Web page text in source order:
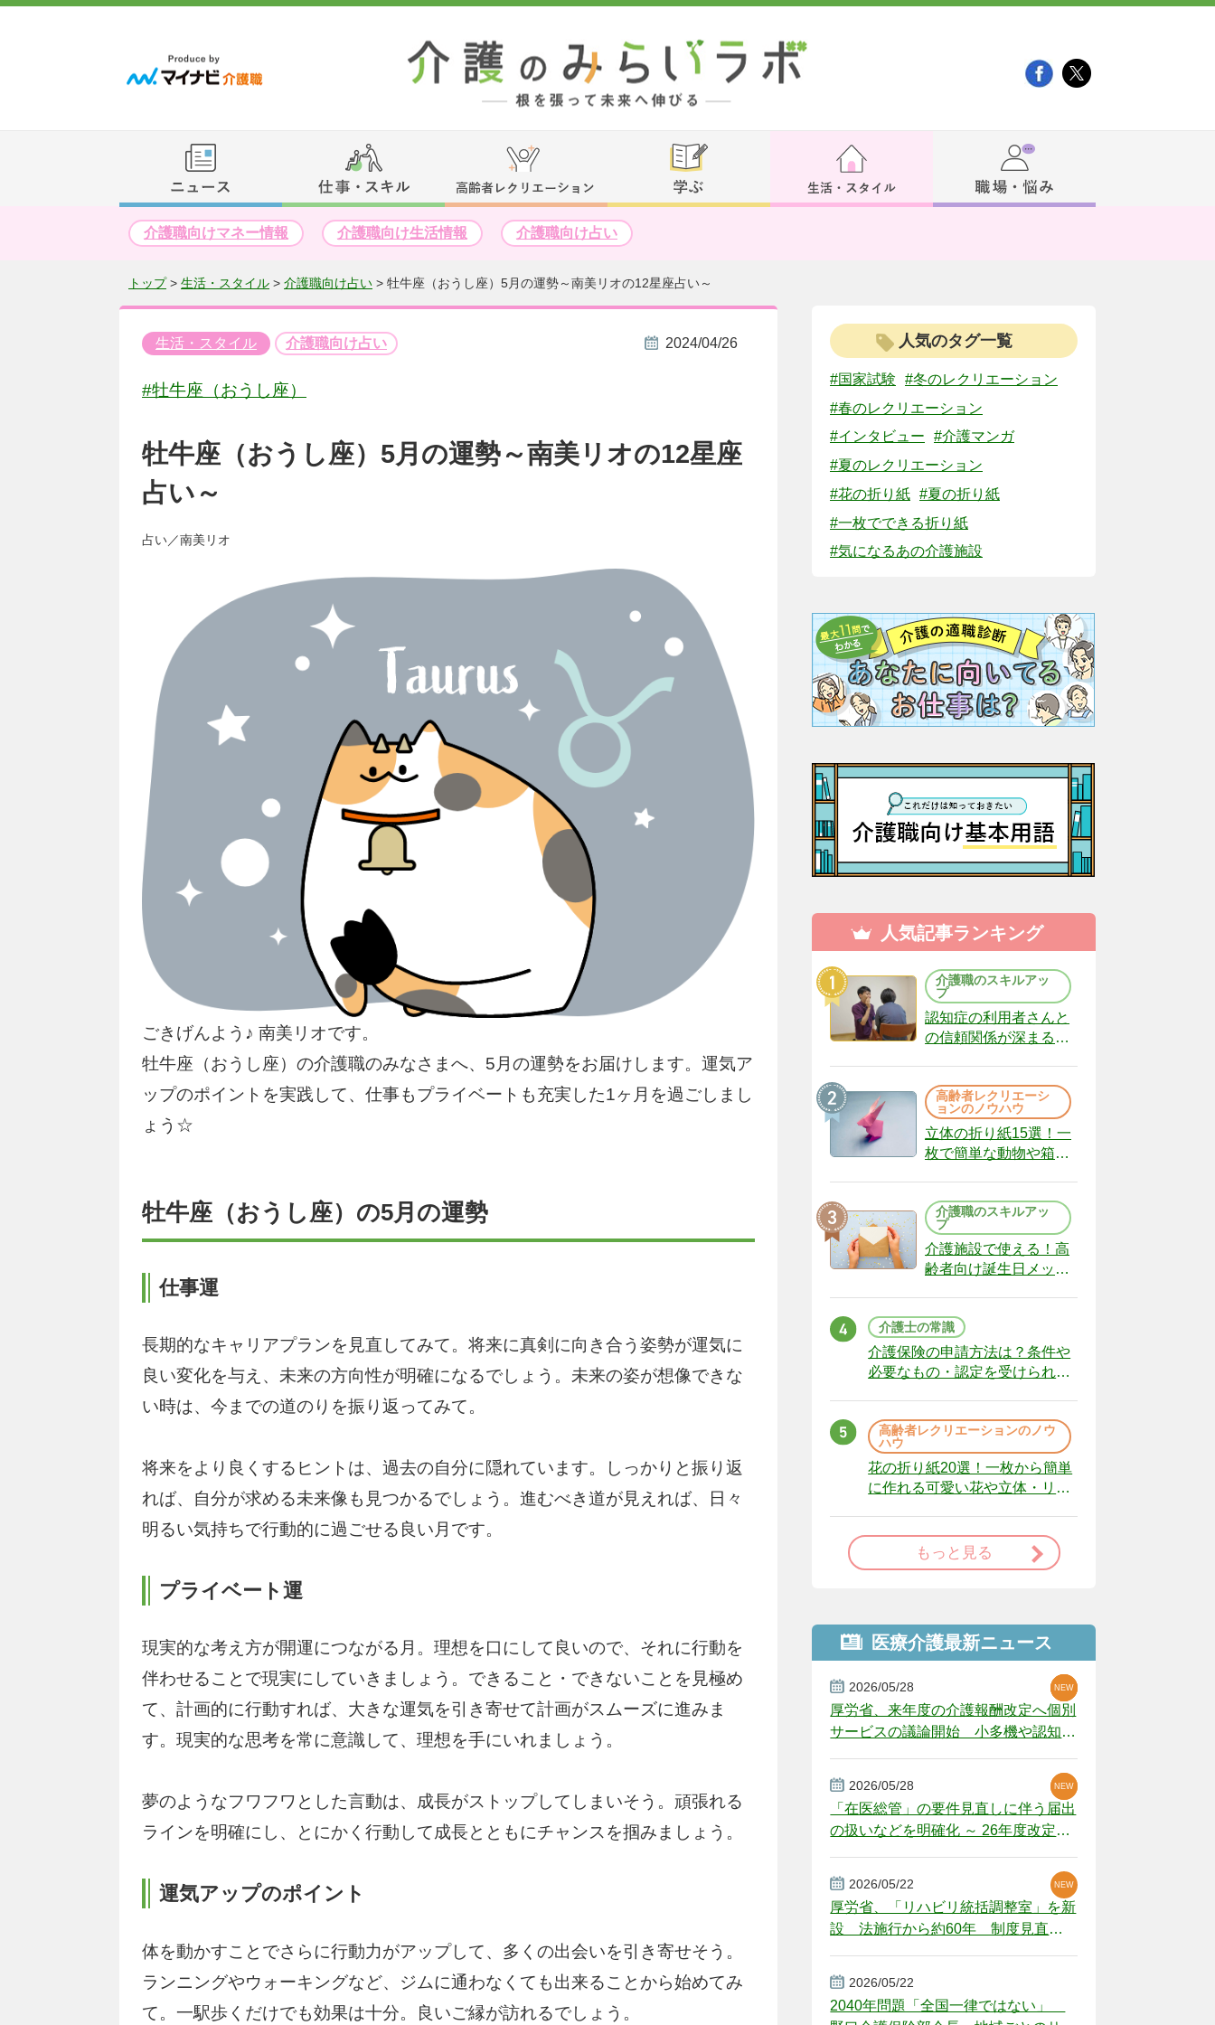
介護職向けマネー情報 介護職向け生活情報 介護職向け占い
トップ> 生活・スタイル > 介護職向け占い > 牡牛座（おうし座）5月の運勢～南美リオの12星座占い～
生活・スタイル 介護職向け占い 2024/04/26
#牡牛座（おうし座）
牡牛座（おうし座）5月の運勢～南美リオの12星座
占い～
占い／南美リオ
ごきげんよう♪ 南美リオです。
牡牛座（おうし座）の介護職のみなさまへ、5月の運勢をお届けします。運気ア
ップのポイントを実践して、仕事もプライベートも充実した1ヶ月を過ごしまし
ょう☆
牡牛座（おうし座）の5月の運勢
仕事運
長期的なキャリアプランを見直してみて。将来に真剣に向き合う姿勢が運気に
良い変化を与え、未来の方向性が明確になるでしょう。未来の姿が想像できな
い時は、今までの道のりを振り返ってみて。
将来をより良くするヒントは、過去の自分に隠れています。しっかりと振り返
れば、自分が求める未来像も見つかるでしょう。進むべき道が見えれば、日々
明るい気持ちで行動的に過ごせる良い月です。
プライベート運
現実的な考え方が開運につながる月。理想を口にして良いので、それに行動を
伴わせることで現実にしていきましょう。できること・できないことを見極め
て、計画的に行動すれば、大きな運気を引き寄せて計画がスムーズに進みま
す。現実的な思考を常に意識して、理想を手にいれましょう。
夢のようなフワフワとした言動は、成長がストップしてしまいそう。頑張れる
ラインを明確にし、とにかく行動して成長とともにチャンスを掴みましょう。
運気アップのポイント
体を動かすことでさらに行動力がアップして、多くの出会いを引き寄せそう。
ランニングやウォーキングなど、ジムに通わなくても出来ることから始めてみ
て。一駅歩くだけでも効果は十分。良いご縁が訪れるでしょう。
人気のタグ一覧
#国家試験
#冬のレクリエーション
#春のレクリエーション
#インタビュー
#介護マンガ
#夏のレクリエーション
#花の折り紙 #夏の折り紙
#一枚でできる折り紙
#気になるあの介護施設
人気記事ランキング
介護職のスキルアッ
プ
認知症の利用者さんと
の信頼関係が深まる声
（22）
高齢者レクリエーシ
ョンのノウハウ
立体の折り紙15選！一
枚で簡単な動物や箱、
介護職のスキルアッ
プ
介護施設で使える！高
齢者向け誕生日メッセ
介護士の常識
介護保険の申請方法は？条件や
必要なもの・認定を受けられな
高齢者レクリエーションのノウ
ハウ
花の折り紙20選！一枚から簡単
に作れる可愛い花や立体・リー
もっと見る
医療介護最新ニュース
2026/05/28
厚労省、来年度の介護報酬改定へ個別
サービスの議論開始 小多機や認知症
NEW
NEW
NEW
2026/05/28
「在医総管」の要件見直しに伴う届出
の扱いなどを明確化 ～ 26年度改定疑
NEW
NEW
2026/05/22
厚労省、「リハビリ統括調整室」を新
設 法施行から約60年 制度見直し
NEW
2026/05/22
2040年問題「全国一律ではない」